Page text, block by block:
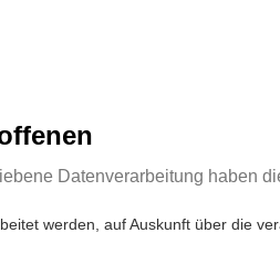
Datenverarbeitung haben
werden, auf Auskunft über die